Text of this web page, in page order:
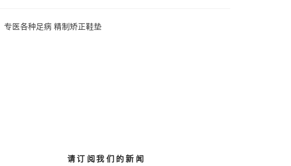
专医各种足病 精制矫正鞋垫
请订阅我们的新闻